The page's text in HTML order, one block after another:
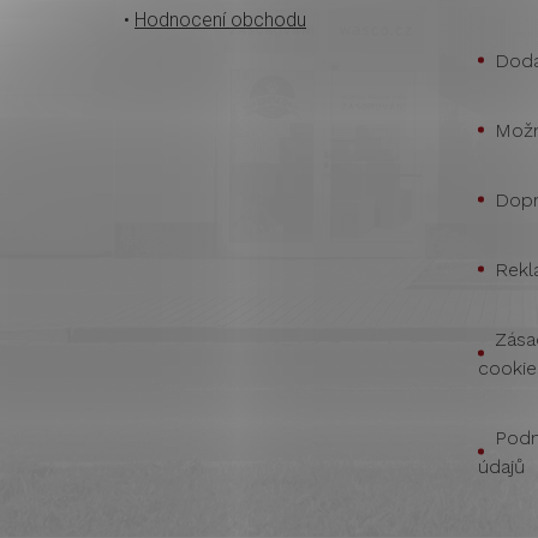
• Hodnocení obchodu
údajů